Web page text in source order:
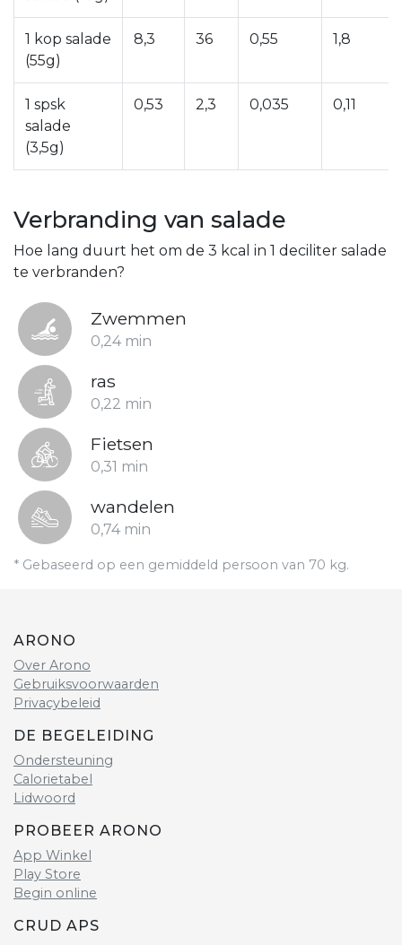
1 kop salade
(55g)
8,3 36 0,55 1,8
1 spsk
salade
(3,5g)
0,53 2,3 0,035 0,11
Verbranding van salade
Hoe lang duurt het om de 3 kcal in 1 deciliter salade
te verbranden?
Zwemmen
0,24 min
ras
0,22 min
Fietsen
0,31 min
wandelen
0,74 min
* Gebaseerd op een gemiddeld persoon van 70 kg.
ARONO
Over Arono
Gebruiksvoorwaarden
Privacybeleid
DE BEGELEIDING
Ondersteuning
Calorietabel
Lidwoord
PROBEER ARONO
App Winkel
Play Store
Begin online
CRUD APS